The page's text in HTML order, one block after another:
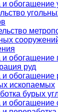
обогащение
обогащение
руд
обогащение
ископаемых
бурых
обогащение